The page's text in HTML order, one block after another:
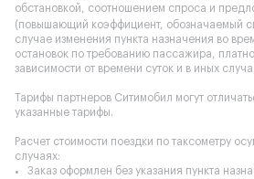
обстановкой, соотношением спроса и
(повышающий коэффициент, обозначаемый
случае изменения пункта назначения во
остановок по требованию пассажира,
зависимости от времени суток и в иных
Тарифы партнеров Ситимобил могут
указанные тарифы.
Расчет стоимости поездки по таксометру
случаях:
Заказ оформлен без указания пункта